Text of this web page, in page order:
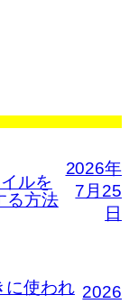
ルを
る方法
2026年
7月25
日
に使われ 2026